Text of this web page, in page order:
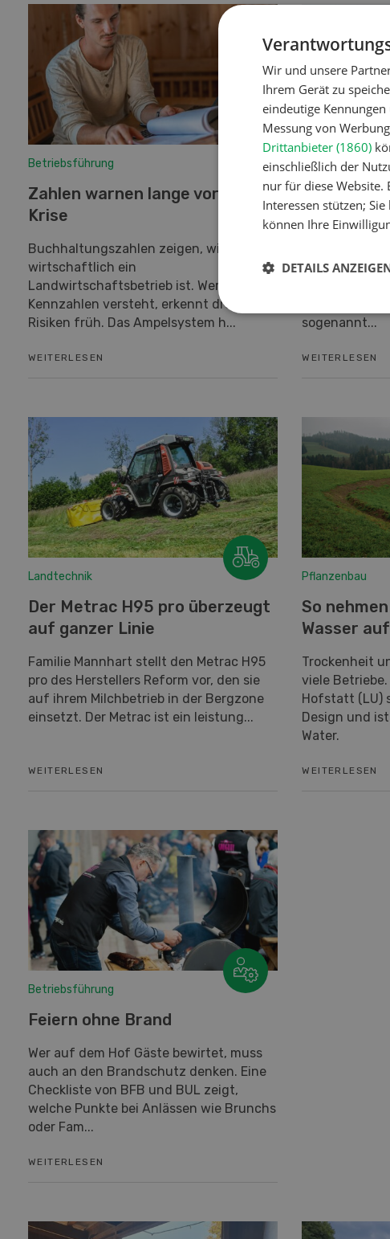
Betriebsführung
Zahlen warnen lange vor der
Krise
Buchhaltungszahlen zeigen, wie
wirtschaftlich ein
Landwirtschaftsbetrieb ist. Wer die
Kennzahlen versteht, erkennt drohende
Risiken früh. Das Ampelsystem h...
WEITERLESEN
Nutztiere
Bodeneier
zum Nest
Legen
Legenest,
die
sogenannt...
WEITERLESEN
Landtechnik
Der Metrac H95 pro überzeugt
auf ganzer Linie
Familie Mannhart stellt den Metrac H95
pro des Herstellers Reform vor, den sie
auf ihrem Milchbetrieb in der Bergzone
einsetzt. Der Metrac ist ein leistung...
WEITERLESEN
Pflanzenbau
So
Wasser auf
Trockenheit
viele
Hofstatt (LU)
Design und
Water.
WEITERLESEN
Betriebsführung
Feiern ohne Brand
Wer auf dem Hof Gäste bewirtet, muss
auch an den Brandschutz denken. Eine
Checkliste von BFB und BUL zeigt,
welche Punkte bei Anlässen wie Brunchs
oder Fam...
WEITERLESEN
Wir und unsere
Ihrem Gerät zu
eindeutige
Messung von
Drittanbieter (1860)
einschließlich der
nur für diese Website.
Interessen stützen;
können Ihre
DETAILS